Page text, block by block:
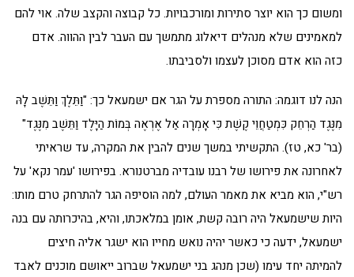
ומשום כך הוא יוצר סתירות ומורכבויות. כל קבוצה והקצב שלה. אוי להם
למאמינים שלא מנהלים דיאלוג מתמשך עם העבר לבין ההווה. אדם
כזה הוא אדם מסוכן לעצמו ולסביבתו.
הנה לנו דוגמה: התורה מספרת על הגר אם ישמעאל כך: "וַתֵּלֶךְ וַתֵּשֶׁב לָהּ
מִנֶּגֶד הַרְחֵק כִּמְטַחֲוֵי קֶשֶׁת כִּי אָמְרָה אַל אֶרְאֶה בְּמוֹת הַיָּלֶד וַתֵּשֶׁב מִנֶּגֶד"
(בר' כא, טז). התקשיתי במשך שנים להבין את המקרה, עד שראיתי
לאחרונה את פירושו של רבנו עובדיה מברטנורא. בפירושו 'עמר נקא' על
רש"י, הוא מביא את מאמר העולם, למה הוסיפה הגר להתרחק טרם מותו:
היות שישמעאל היה רובה קשת, אומן במלאכתו, והיא, בהיכרותה עם בנה
ישמעאל, ידעה כי כאשר יהיה נואש מחייו הוא ישגר אליה חיצים
להמיתה יחד עימו (שכן מנהג בני ישמעאל שברוב ייאושם מוכנים לאבד